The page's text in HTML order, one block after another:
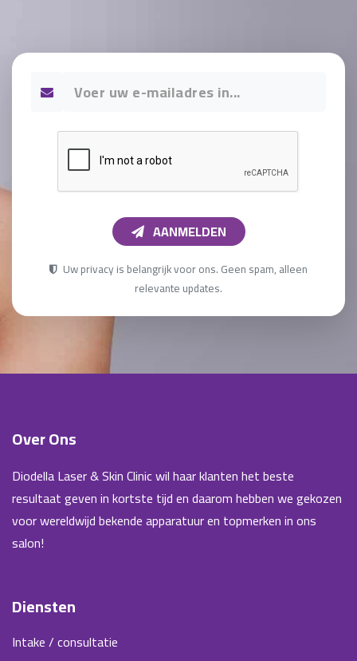
AANMELDEN
Uw privacy is belangrijk voor ons. Geen spam, alleen
relevante updates.
Over Ons
Diodella Laser & Skin Clinic wil haar klanten het beste
resultaat geven in kortste tijd en daarom hebben we gekozen
voor wereldwijd bekende apparatuur en topmerken in ons
salon!
Diensten
Intake / consultatie